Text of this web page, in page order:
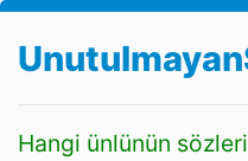
Hangi ünlünün